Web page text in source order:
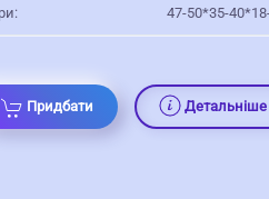
47-50*35-
Придбати Детальніше